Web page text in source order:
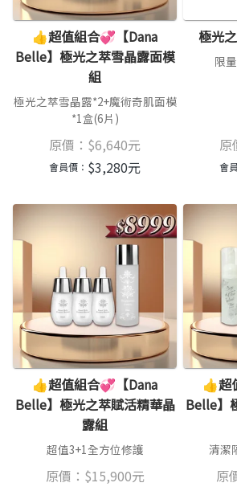
👍超值組合💞【Dana
Belle】極光之萃雪晶露面模
組
極光之萃雪晶露*2+魔術奇肌面模
*1盒(6片)
原價： $6,640元
會員價： $3,280元
極光
限
原
會
👍超值組合💞【Dana
Belle】極光之萃賦活精華晶
露組
超值3+1全方位修護
原價： $15,900元
👍超
Belle】
清潔
原